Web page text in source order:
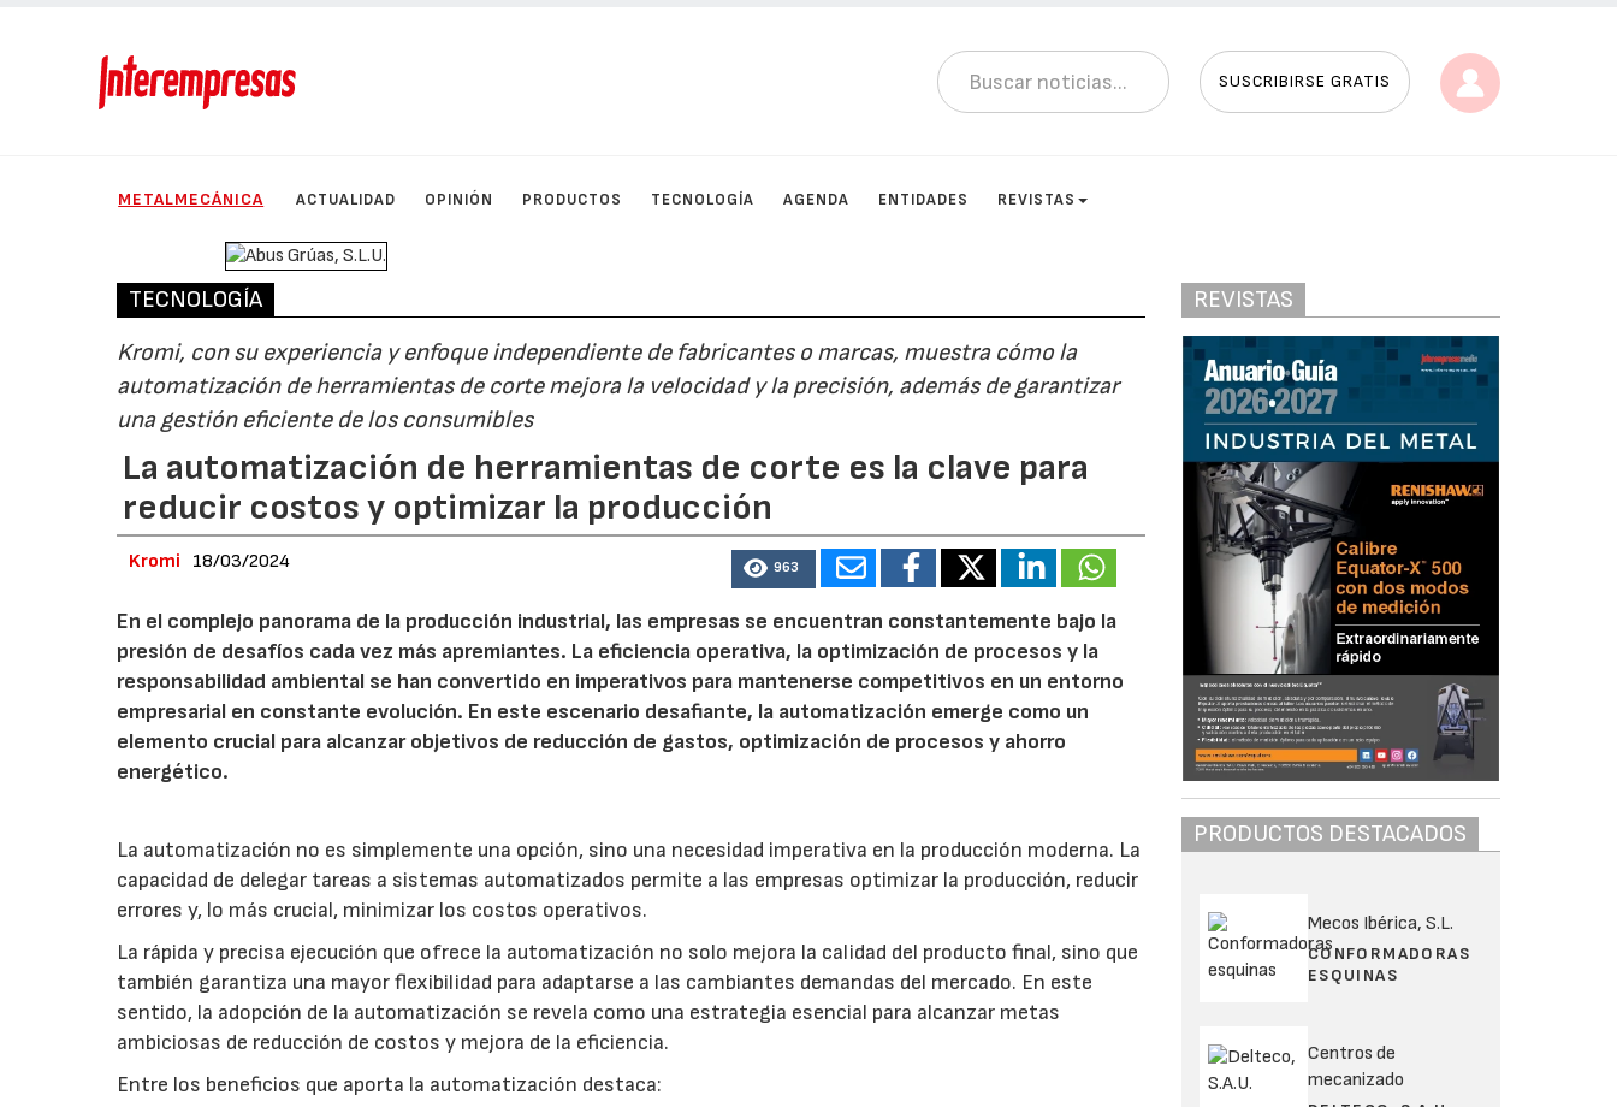
SUSCRIBIRSE GRATIS
METALMECÁNICA ACTUALIDAD OPINIÓN PRODUCTOS TECNOLOGÍA AGENDA ENTIDADES REVISTAS
TECNOLOGÍA
Kromi, con su experiencia y enfoque independiente de fabricantes o marcas, muestra cómo la
automatización de herramientas de corte mejora la velocidad y la precisión, además de garantizar
una gestión eficiente de los consumibles
La automatización de herramientas de corte es la clave para
reducir costos y optimizar la producción
Kromi 18/03/2024 963
En el complejo panorama de la producción industrial, las empresas se encuentran constantemente bajo la
presión de desafíos cada vez más apremiantes. La eficiencia operativa, la optimización de procesos y la
responsabilidad ambiental se han convertido en imperativos para mantenerse competitivos en un entorno
empresarial en constante evolución. En este escenario desafiante, la automatización emerge como un
elemento crucial para alcanzar objetivos de reducción de gastos, optimización de procesos y ahorro
energético.
La automatización no es simplemente una opción, sino una necesidad imperativa en la producción moderna. La
capacidad de delegar tareas a sistemas automatizados permite a las empresas optimizar la producción, reducir
errores y, lo más crucial, minimizar los costos operativos.
La rápida y precisa ejecución que ofrece la automatización no solo mejora la calidad del producto final, sino que
también garantiza una mayor flexibilidad para adaptarse a las cambiantes demandas del mercado. En este
sentido, la adopción de la automatización se revela como una estrategia esencial para alcanzar metas
ambiciosas de reducción de costos y mejora de la eficiencia.
Entre los beneficios que aporta la automatización destaca:
REVISTAS
PRODUCTOS DESTACADOS
Mecos Ibérica, S.L.
CONFORMADORAS
ESQUINAS
Centros de
mecanizado